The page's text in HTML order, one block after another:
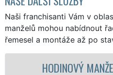
Naši franchisanti Vám v
manželů mohou nabídnout
řemesel a montáže až po
MANŽEL DOLNÍ MĚSTO